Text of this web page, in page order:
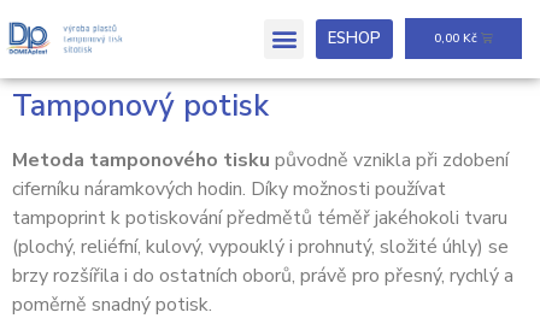
ESHOP 0,00 Kč
Tamponový potisk
Metoda tamponového tisku původně vznikla při zdobení
ciferníku náramkových hodin. Díky možnosti používat
tampoprint k potiskování předmětů téměř jakéhokoli tvaru
(plochý, reliéfní, kulový, vypouklý i prohnutý, složité úhly) se
brzy rozšířila i do ostatních oborů, právě pro přesný, rychlý a
poměrně snadný potisk.